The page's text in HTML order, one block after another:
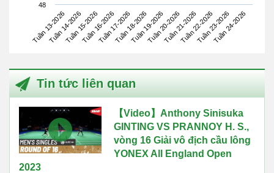
Tuần 13-2026
Tuần 14-2026Tuần 15-2026Tuần 16-2026Tuần 17-2026Tuần 18-2026Tuần 19-2026Tuần 20-2026Tuần 21-2026Tuần 22-2026Tuần 23-2026
Tuần 24-2026
48
Tin tức liên quan
【Video】Anthony Sinisuka
GINTING VS PRANNOY H. S.,
vòng 16 Giải vô địch cầu lông
YONEX All England Open
2023